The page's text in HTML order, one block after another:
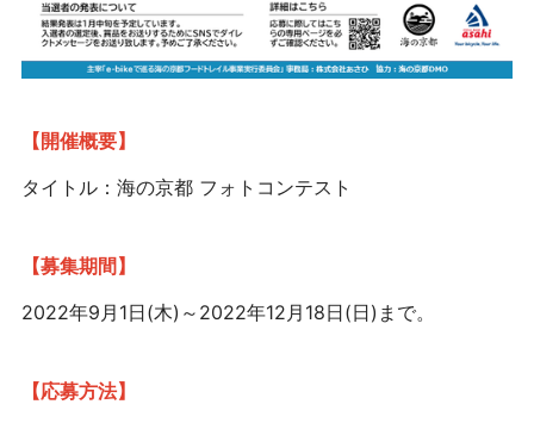
【開催概要】
タイトル：海の京都 フォトコンテスト
【募集期間】
2022年9月1日(木)～2022年12月18日(日)まで。
【応募方法】